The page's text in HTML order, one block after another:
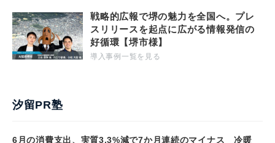
戦略的広報で堺の魅力を全国へ。プレ
スリリースを起点に広がる情報発信の
好循環【堺市様】
導入事例一覧を見る
汐留PR塾
6月の消費支出、実質3.3%減で7か月連続のマイナス 冷暖